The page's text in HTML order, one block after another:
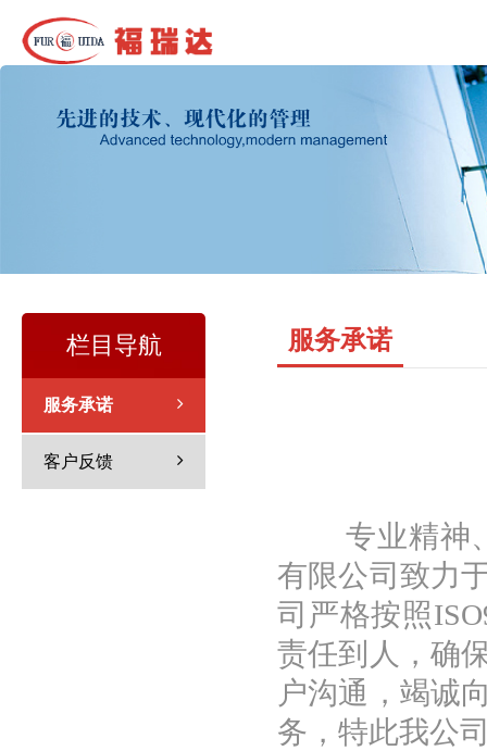
栏目导航
服务承诺
客户反馈
服务承诺
专业精神、
有限公司致力
司严格按照
责任到人，确
户沟通，竭诚
务，特此我公